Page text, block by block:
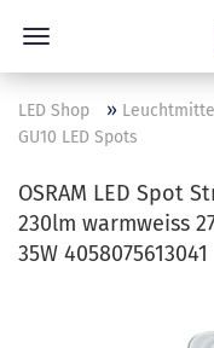
LED Shop »
GU10 LED Spots
OSRAM LED Spot
230lm warmweiss
35W 4058075613041